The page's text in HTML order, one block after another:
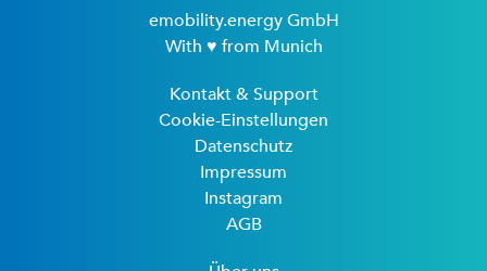
emobility.energy GmbH
With ♥ from Munich
Kontakt & Support
Cookie-Einstellungen
Datenschutz
Impressum
Instagram
AGB